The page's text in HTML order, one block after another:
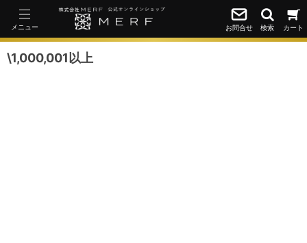
お問合せ 検索 カート
メニュー
\1,000,001以上